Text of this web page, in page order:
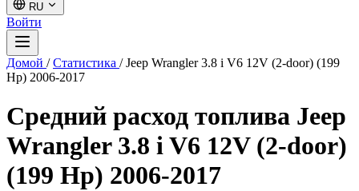
RU
Войти
Домой / Статистика / Jeep Wrangler 3.8 i V6 12V (2-door) (199
Hp) 2006-2017
Средний расход топлива Jeep
Wrangler 3.8 i V6 12V (2-door)
(199 Hp) 2006-2017